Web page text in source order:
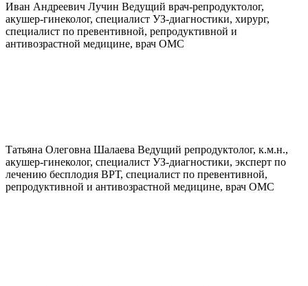
Иван Андреевич Лучин Ведущий врач-репродуктолог,
акушер-гинеколог, специалист УЗ-диагностики, хирург,
специалист по превентивной, репродуктивной и
антивозрастной медицине, врач ОМС
Татьяна Олеговна Шалаева Ведущий репродуктолог, к.м.н.,
акушер-гинеколог, специалист УЗ-диагностики, эксперт по
лечению бесплодия ВРТ, специалист по превентивной,
репродуктивной и антивозрастной медицине, врач ОМС